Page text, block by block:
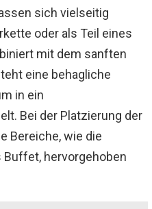
sich vielseitig
oder als Teil eines
mit dem sanften
eine behagliche
in ein
Bei der Platzierung der
Bereiche, wie die
hervorgehoben